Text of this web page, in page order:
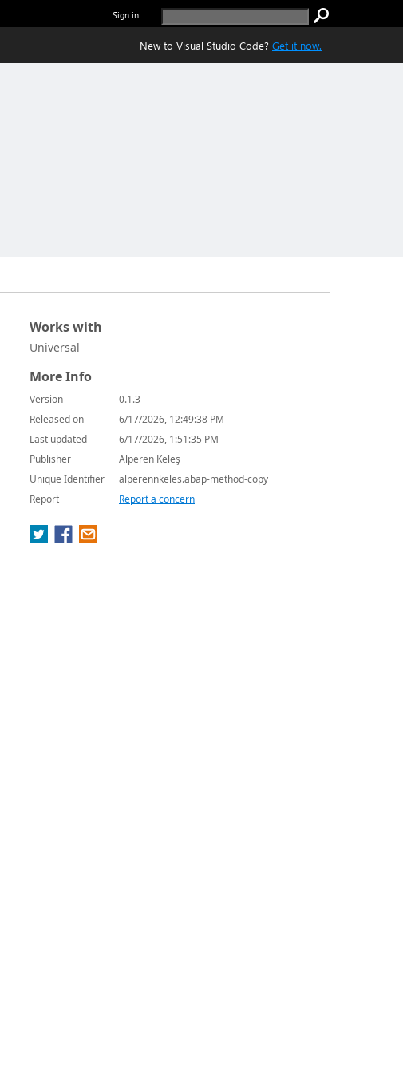
Sign in
New to Visual Studio Code? Get it now.
Works with
Universal
More Info
Version
0.1.3
Released on
6/17/2026, 12:49:38 PM
Last updated
6/17/2026, 1:51:35 PM
Publisher
Alperen Keleş
Unique Identifier
alperennkeles.abap-method-copy
Report
Report a concern